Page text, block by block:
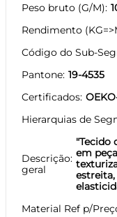
Peso bruto (G/M)
Rendimento
Código do Sub-
Pantone 19-4535
Certificados
Hierarquias de
Descrição
geral
"Tecido
em
Material Ref p/